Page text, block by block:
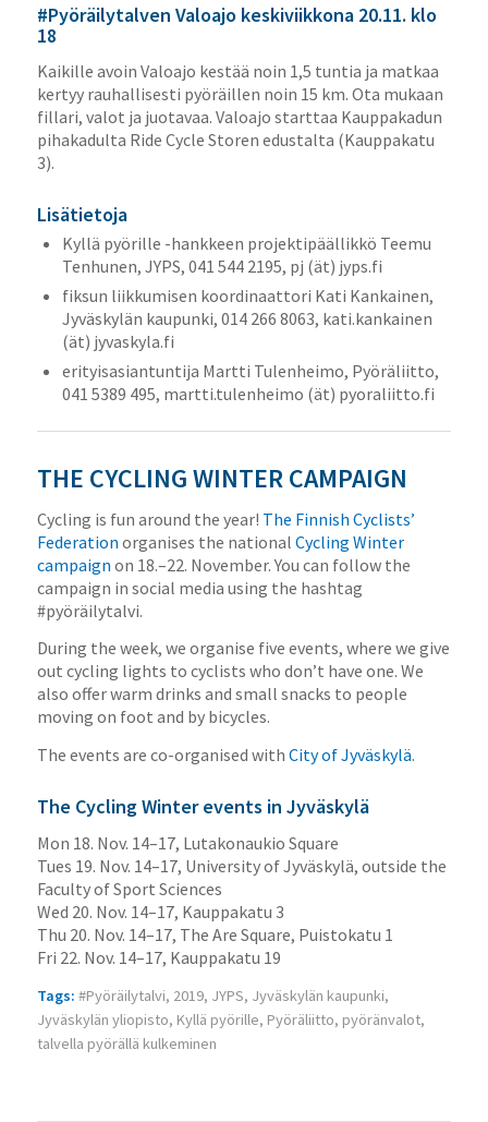
#Pyöräilytalven Valoajo keskiviikkona 20.11. klo
18
Kaikille avoin Valoajo kestää noin 1,5 tuntia ja matkaa
kertyy rauhallisesti pyöräillen noin 15 km. Ota mukaan
fillari, valot ja juotavaa. Valoajo starttaa Kauppakadun
pihakadulta Ride Cycle Storen edustalta (Kauppakatu
3).
Lisätietoja
Kyllä pyörille -hankkeen projektipäällikkö Teemu
Tenhunen, JYPS, 041 544 2195, pj (ät) jyps.fi
fiksun liikkumisen koordinaattori Kati Kankainen,
Jyväskylän kaupunki, 014 266 8063, kati.kankainen
(ät) jyvaskyla.fi
erityisasiantuntija Martti Tulenheimo, Pyöräliitto,
041 5389 495, martti.tulenheimo (ät) pyoraliitto.fi
THE CYCLING WINTER CAMPAIGN
Cycling is fun around the year! The Finnish Cyclists’
Federation organises the national Cycling Winter
campaign on 18.–22. November. You can follow the
campaign in social media using the hashtag
#pyöräilytalvi.
During the week, we organise five events, where we give
out cycling lights to cyclists who don’t have one. We
also offer warm drinks and small snacks to people
moving on foot and by bicycles.
The events are co-organised with City of Jyväskylä.
The Cycling Winter events in Jyväskylä
Mon 18. Nov. 14–17, Lutakonaukio Square
Tues 19. Nov. 14–17, University of Jyväskylä, outside the
Faculty of Sport Sciences
Wed 20. Nov. 14–17, Kauppakatu 3
Thu 20. Nov. 14–17, The Are Square, Puistokatu 1
Fri 22. Nov. 14–17, Kauppakatu 19
Tags: #Pyöräilytalvi, 2019, JYPS, Jyväskylän kaupunki,
Jyväskylän yliopisto, Kyllä pyörille, Pyöräliitto, pyöränvalot,
talvella pyörällä kulkeminen